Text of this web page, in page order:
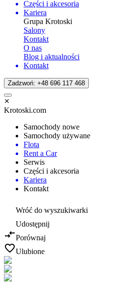
Części i akcesoria
Kariera
Grupa Krotoski
Salony
Kontakt
O nas
Blog i aktualności
Kontakt
Zadzwoń: +48 696 117 468
Krotoski.com
Samochody nowe
Samochody używane
Flota
Rent a Car
Serwis
Części i akcesoria
Kariera
Kontakt
Wróć do wyszukiwarki
Udostępnij
Porównaj
Ulubione